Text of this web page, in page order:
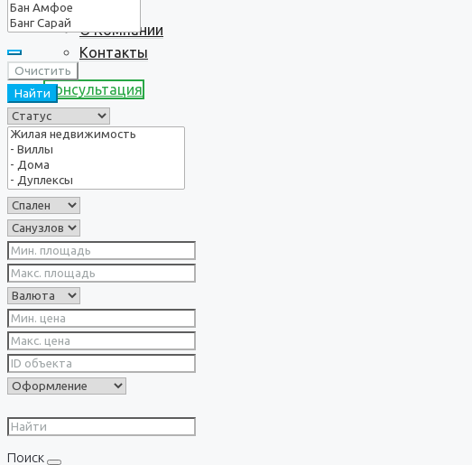
О Компании
Контакты
Консультация
Очистить
Найти
Поиск